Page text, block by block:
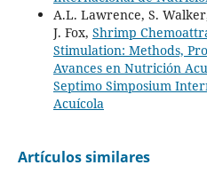
A.L. Lawrence, S.
J. Fox, Shrimp
Stimulation: Methods,
Avances en Nutrición
Septimo Simposium
Acuícola
Artículos similares